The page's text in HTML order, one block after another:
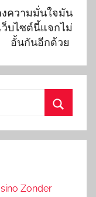
งความมั่นใจมัน
บไซต์นี้แจกไม่
อั้นกันอีกด้วย
Zonder